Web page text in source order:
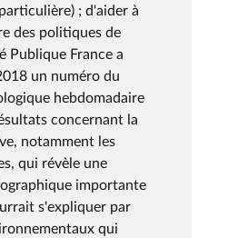
; d'aider à
des politiques de
Publique France a
un numéro du
hebdomadaire
concernant la
notamment les
qui révèle une
importante
s'expliquer par
qui